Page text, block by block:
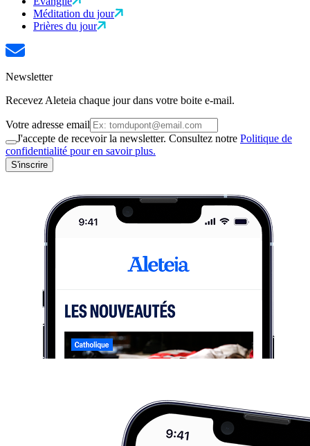
Méditation du jour
Prières du jour
Newsletter
Recevez Aleteia chaque jour dans votre boite e-mail.
Votre adresse email
J'accepte de recevoir la newsletter. Consultez notre Politique de
confidentialité pour en savoir plus.
S'inscrire